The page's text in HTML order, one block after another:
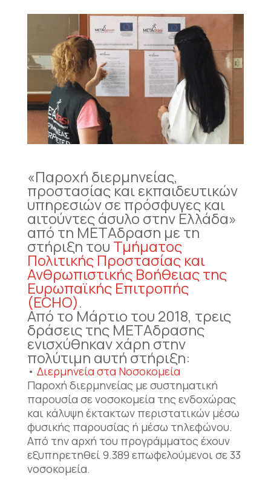
«Παροχή διερμηνείας,
προστασίας και εκπαιδευτικών
υπηρεσιών σε πρόσφυγες και
αιτούντες άσυλο στην Ελλάδα»
από τη ΜΕΤΑδραση με τη
στήριξη του Τμήματος
Πολιτικής Προστασίας και
Ανθρωπιστικής Βοήθειας της
Ευρωπαϊκής Επιτροπής
(ECHO).
Από το Μάρτιο του 2018, τρεις
δράσεις της ΜΕΤΑδρασης
ενισχύθηκαν χάρη στην
πολύτιμη αυτή στήριξη:
• Διερμηνεία στα Νοσοκομεία
Παροχή διερμηνείας με συστηματική
παρουσία σε νοσοκομεία της ενδοχώρας
και κάλυψη έκτακτων περιστατικών μέσω
φυσικής παρουσίας ή μέσω τηλεφώνου.
Από την αρχή του προγράμματος έχουν
εξυπηρετηθεί 9.389 επωφελούμενοι σε 33
νοσοκομεία.